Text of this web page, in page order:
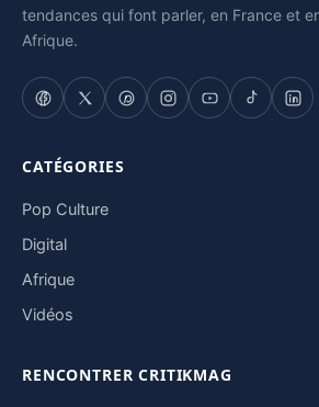
tendances qui font parler, en France et
Afrique.
CATÉGORIES
Pop Culture
Digital
Afrique
Vidéos
RENCONTRER CRITIKMAG